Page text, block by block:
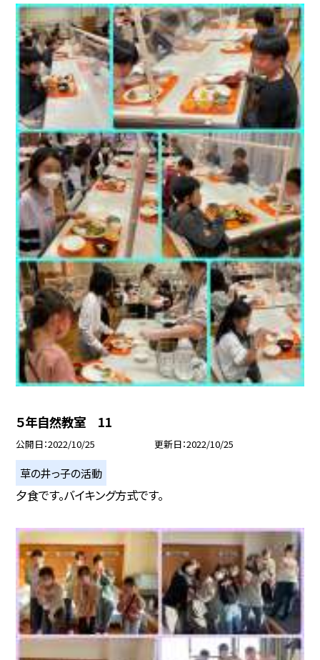
５年自然教室 11
公開日 2022/10/25 更新日 2022/10/25
草の井っ子の活動
夕食です。バイキング方式です。